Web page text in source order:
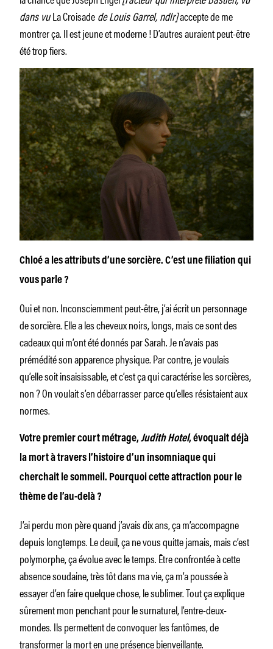
dans vuLa Croisadede Louis Garrel, ndlr]accepte de me
montrer ça. Il est jeune et moderne ! D’autres auraient peut-être
été trop fiers.
Chloé a les attributs d’une sorcière. C’est une filiation qui
vous parle ?
Oui et non. Inconsciemment peut-être, j’ai écrit un personnage
de sorcière. Elle a les cheveux noirs, longs, mais ce sont des
cadeaux qui m’ont été donnés par Sarah. Je n’avais pas
prémédité son apparence physique. Par contre, je voulais
qu’elle soit insaisissable, et c’est ça qui caractérise les sorcières,
non ? On voulait s’en débarrasser parce qu’elles résistaient aux
normes.
Votre premier court métrage,Judith Hotel, évoquait déjà
la mort à travers l’histoire d’un insomniaque qui
cherchait le sommeil. Pourquoi cette attraction pour le
thème de l’au-delà ?
J’ai perdu mon père quand j’avais dix ans, ça m’accompagne
depuis longtemps. Le deuil, ça ne vous quitte jamais, mais c’est
polymorphe, ça évolue avec le temps. Être confrontée à cette
absence soudaine, très tôt dans ma vie, ça m’a poussée à
essayer d’en faire quelque chose, le sublimer. Tout ça explique
sûrement mon penchant pour le surnaturel, l’entre-deux-
mondes. Ils permettent de convoquer les fantômes, de
transformer la mort en une présence bienveillante.